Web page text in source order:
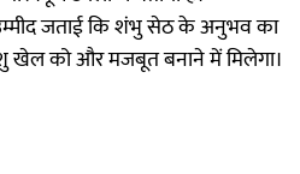
जताई कि शंभु सेठ के अनुभव का
खेल को और मजबूत बनाने में मिलेगा।